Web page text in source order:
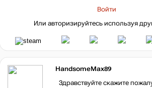
Войти
Или авторизируйтесь используя
HandsomeMax89
Здравствуйте скажите